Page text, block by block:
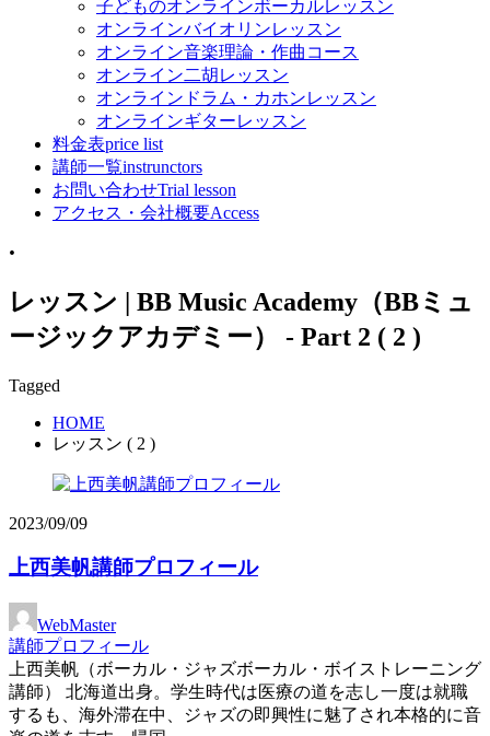
子どものオンラインボーカルレッスン
オンラインバイオリンレッスン
オンライン音楽理論・作曲コース
オンライン二胡レッスン
オンラインドラム・カホンレッスン
オンラインギターレッスン
料金表price list
講師一覧instrunctors
お問い合わせTrial lesson
アクセス・会社概要Access
•
レッスン | BB Music Academy（BBミュ
ージックアカデミー） - Part 2 ( 2 )
Tagged
HOME
レッスン ( 2 )
2023/09/09
上西美帆講師プロフィール
WebMaster
講師プロフィール
上西美帆（ボーカル・ジャズボーカル・ボイストレーニング
講師） 北海道出身。学生時代は医療の道を志し一度は就職
するも、海外滞在中、ジャズの即興性に魅了され本格的に音